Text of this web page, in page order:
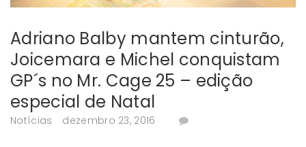
Adriano Balby mantem cinturão,
Joicemara e Michel conquistam
GP´s no Mr. Cage 25 – edição
especial de Natal
Notícias dezembro 23, 2016